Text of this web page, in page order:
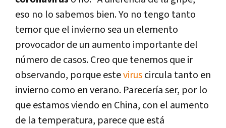
eso no lo sabemos bien. Yo no tengo tanto
temor que el invierno sea un elemento
provocador de un aumento importante del
número de casos. Creo que tenemos que ir
observando, porque esteviruscircula tanto en
invierno como en verano. Parecería ser, por lo
que estamos viendo en China, con el aumento
de la temperatura, parece que está